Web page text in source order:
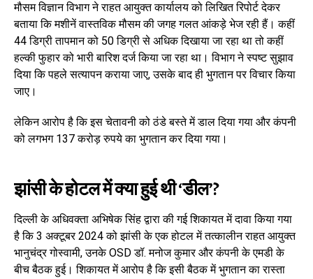
मौसम विज्ञान विभाग ने राहत आयुक्त कार्यालय को लिखित रिपोर्ट देकर
बताया कि मशीनें वास्तविक मौसम की जगह गलत आंकड़े भेज रही हैं। कहीं
44 डिग्री तापमान को 50 डिग्री से अधिक दिखाया जा रहा था तो कहीं
हल्की फुहार को भारी बारिश दर्ज किया जा रहा था। विभाग ने स्पष्ट सुझाव
दिया कि पहले सत्यापन कराया जाए, उसके बाद ही भुगतान पर विचार किया
जाए।
लेकिन आरोप है कि इस चेतावनी को ठंडे बस्ते में डाल दिया गया और कंपनी
को लगभग 137 करोड़ रुपये का भुगतान कर दिया गया।
झांसी के होटल में क्या हुई थी ‘डील’?
दिल्ली के अधिवक्ता अभिषेक सिंह द्वारा की गई शिकायत में दावा किया गया
है कि 3 अक्टूबर 2024 को झांसी के एक होटल में तत्कालीन राहत आयुक्त
भानुचंद्र गोस्वामी, उनके OSD डॉ. मनोज कुमार और कंपनी के एमडी के
बीच बैठक हुई। शिकायत में आरोप है कि इसी बैठक में भुगतान का रास्ता